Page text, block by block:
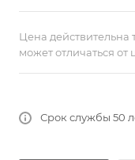
Цена действительна
может отличаться
Срок службы 50